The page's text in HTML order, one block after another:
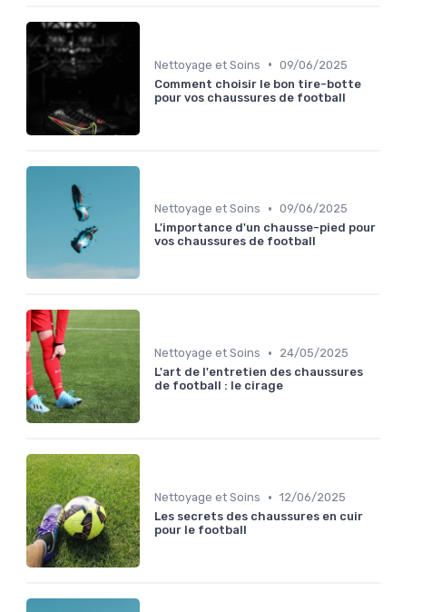
Nettoyage et Soins • 09/06/2025
Comment choisir le bon tire-botte
pour vos chaussures de football
Nettoyage et Soins • 09/06/2025
L'importance d'un chausse-pied pour
vos chaussures de football
Nettoyage et Soins •
24/05/2025
L'art de l'entretien des chaussures
de football : le cirage
Nettoyage et Soins • 12/06/2025
Les secrets des chaussures en cuir
pour le football